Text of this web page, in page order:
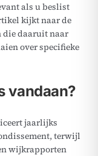
als u beslist
kijkt naar de
die daaruit naar
over specifieke
vandaan?
jaarlijks
terwijl
wijkrapporten